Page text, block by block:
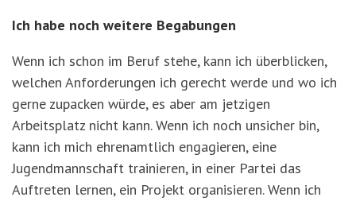
Ich habe noch weitere Begabungen
Wenn ich schon im Beruf stehe, kann ich überblicken,
welchen Anforderungen ich gerecht werde und wo ich
gerne zupacken würde, es aber am jetzigen
Arbeitsplatz nicht kann. Wenn ich noch unsicher bin,
kann ich mich ehrenamtlich engagieren, eine
Jugendmannschaft trainieren, in einer Partei das
Auftreten lernen, ein Projekt organisieren. Wenn ich